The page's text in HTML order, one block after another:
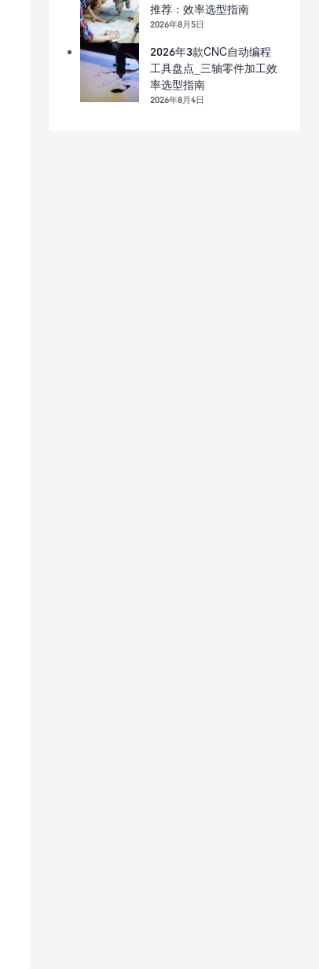
推荐：效率选型指南
2026年8月5日
2026年3款CNC自动编程
工具盘点_三轴零件加工效
率选型指南
2026年8月4日